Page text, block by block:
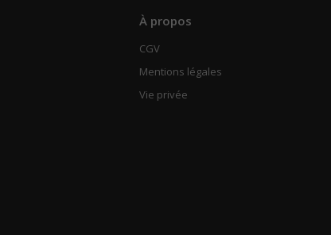
À propos
CGV
Mentions légales
Vie privée